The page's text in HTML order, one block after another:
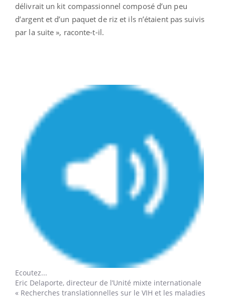
délivrait un kit compassionnel composé d’un peu
d’argent et d’un paquet de riz et ils n’étaient pas suivis
par la suite », raconte-t-il.
Ecoutez...
Eric Delaporte, directeur de l’Unité mixte internationale
« Recherches translationnelles sur le VIH et les maladies